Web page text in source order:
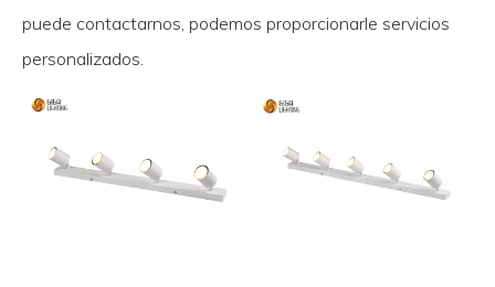
puede contactarnos, podemos proporcionarle servicios
personalizados.